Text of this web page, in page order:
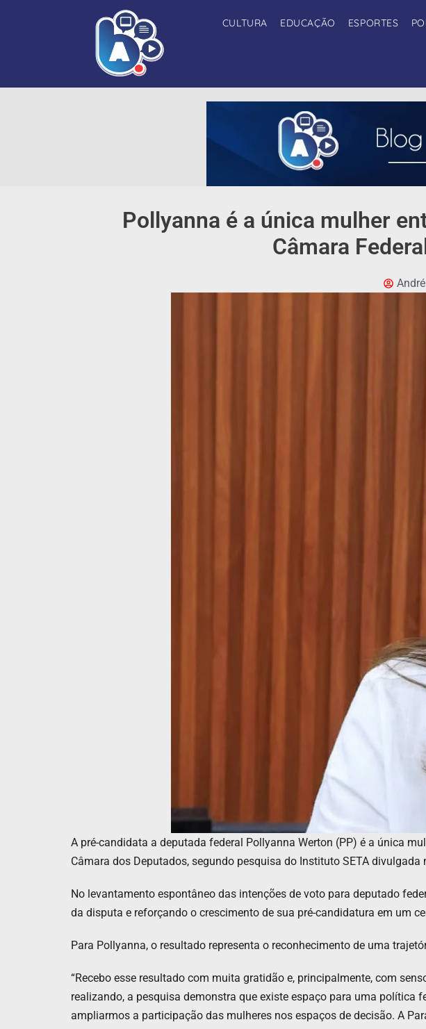
CULTURA EDUCAÇÃO ESPORTES
Pollyanna é a única mulher
Câmara
A pré-candidata a deputada federal Pollyanna Werton (PP) é a única
Câmara dos Deputados, segundo pesquisa do Instituto SETA
No levantamento espontâneo das intenções de voto para deputado
da disputa e reforçando o crescimento de sua pré-candidatura em um
Para Pollyanna, o resultado representa o reconhecimento de uma
“Recebo esse resultado com muita gratidão e, principalmente, com
realizando, a pesquisa demonstra que existe espaço para uma
ampliarmos a participação das mulheres nos espaços de decisão. A